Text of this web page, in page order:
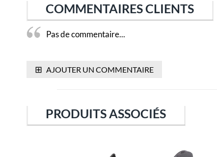
COMMENTAIRES CLIENTS
Pas de commentaire...
⊞ AJOUTER UN COMMENTAIRE
PRODUITS ASSOCIÉS